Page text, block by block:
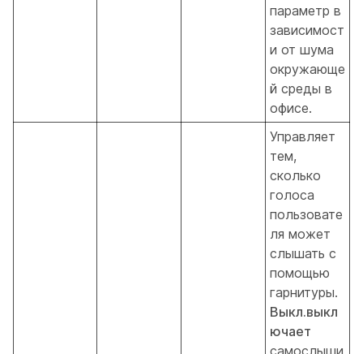
параметр в
зависимост
и от шума
окружающе
й среды в
офисе.
Управляет
тем,
сколько
голоса
пользовате
ля может
слышать с
помощью
гарнитуры.
Выкл.выкл
ючает
самослыши